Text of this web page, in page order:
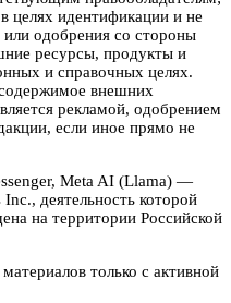
целях идентификации и не
одобрения со стороны
ресурсы, продукты и
и справочных целях.
содержимое внешних
рекламой, одобрением
если иное прямо не
Meta AI (Llama) —
деятельность которой
на территории Российской
только с активной